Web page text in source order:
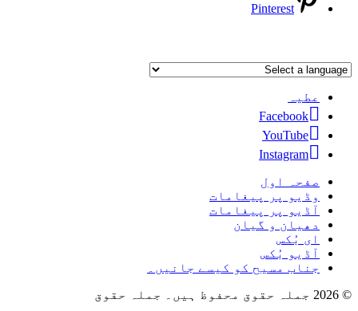
Pinterest
عطیہ
Facebook
YouTube
Instagram
صفحہ اول
وڈیو پر پیغامات
آڈیو پر پیغامات
دھیان و گیان
ای بُکس
آڈیو بُکس
جناب مسیح کو کیسے جانیں۔
© 2026 جملہ حقوق محفوظ ہیں۔ جملہ حقوق